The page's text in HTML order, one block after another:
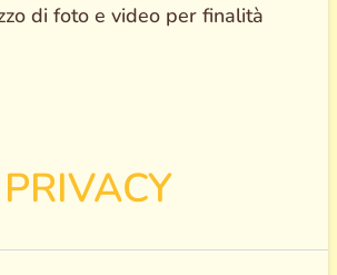
di foto e video per finalità
PRIVACY